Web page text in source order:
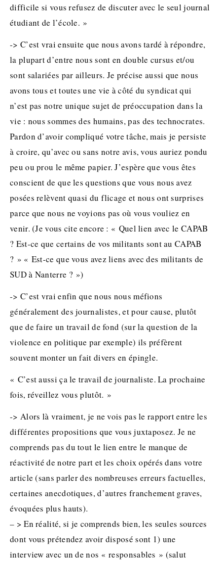
difficile si vous refusez de discuter avec le seul journal
étudiant de l’école. »
-> C’est vrai ensuite que nous avons tardé à répondre,
la plupart d’entre nous sont en double cursus et/ou
sont salariées par ailleurs. Je précise aussi que nous
avons tous et toutes une vie à côté du syndicat qui
n’est pas notre unique sujet de préoccupation dans la
vie : nous sommes des humains, pas des technocrates.
Pardon d’avoir compliqué votre tâche, mais je persiste
à croire, qu’avec ou sans notre avis, vous auriez pondu
peu ou prou le même papier. J’espère que vous êtes
conscient de que les questions que vous nous avez
posées relèvent quasi du flicage et nous ont surprises
parce que nous ne voyions pas où vous vouliez en
venir. (Je vous cite encore : « Quel lien avec le CAPAB
? Est-ce que certains de vos militants sont au CAPAB
? » « Est-ce que vous avez liens avec des militants de
SUD à Nanterre ? »)
-> C’est vrai enfin que nous nous méfions
généralement des journalistes, et pour cause, plutôt
que de faire un travail de fond (sur la question de la
violence en politique par exemple) ils préfèrent
souvent monter un fait divers en épingle.
« C’est aussi ça le travail de journaliste. La prochaine
fois, réveillez vous plutôt. »
-> Alors là vraiment, je ne vois pas le rapport entre les
différentes propositions que vous juxtaposez. Je ne
comprends pas du tout le lien entre le manque de
réactivité de notre part et les choix opérés dans votre
article (sans parler des nombreuses erreurs factuelles,
certaines anecdotiques, d’autres franchement graves,
évoquées plus hauts).
– > En réalité, si je comprends bien, les seules sources
dont vous prétendez avoir disposé sont 1) une
interview avec un de nos « responsables » (salut